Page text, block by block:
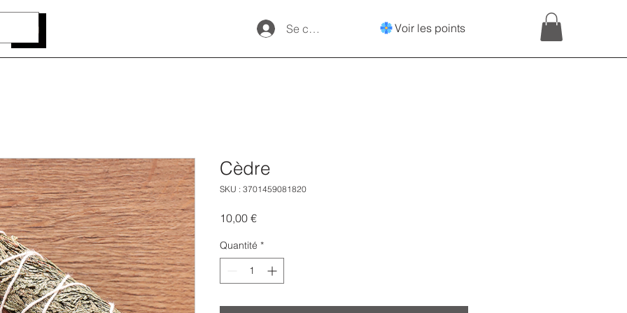
Se connecter Voir les points
Cèdre
SKU : 3701459081820
10,00 €Prix
Quantité *